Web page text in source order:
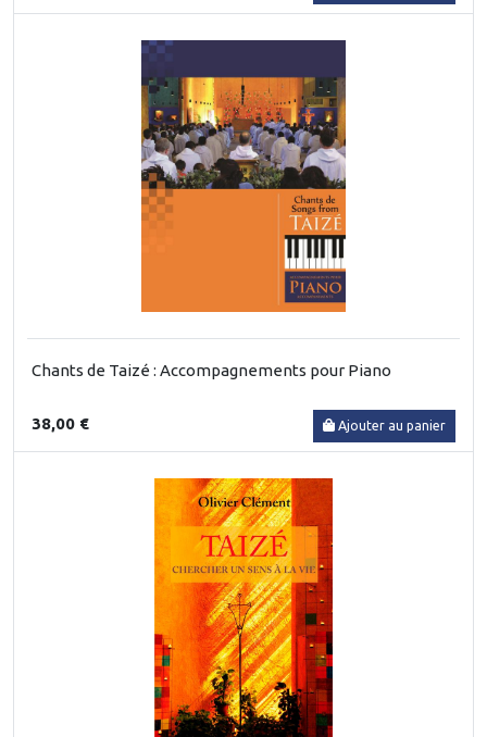
Chants de Taizé : Accompagnements pour Piano
38,00 € Ajouter au panier